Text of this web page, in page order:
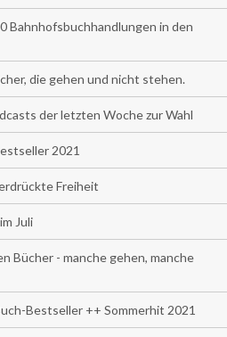
Bahnhofsbuchhandlungen in den
die gehen und nicht stehen.
der letzten Woche zur Wahl
2021
Freiheit
Juli
Bücher - manche gehen, manche
Bestseller ++ Sommerhit 2021